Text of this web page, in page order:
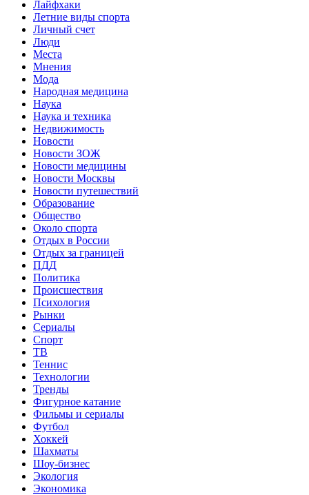
Лайфхаки
Летние виды спорта
Личный счет
Люди
Места
Мнения
Мода
Народная медицина
Наука
Наука и техника
Недвижимость
Новости
Новости ЗОЖ
Новости медицины
Новости Москвы
Новости путешествий
Образование
Общество
Около спорта
Отдых в России
Отдых за границей
ПДД
Политика
Происшествия
Психология
Рынки
Сериалы
Спорт
ТВ
Теннис
Технологии
Тренды
Фигурное катание
Фильмы и сериалы
Футбол
Хоккей
Шахматы
Шоу-бизнес
Экология
Экономика